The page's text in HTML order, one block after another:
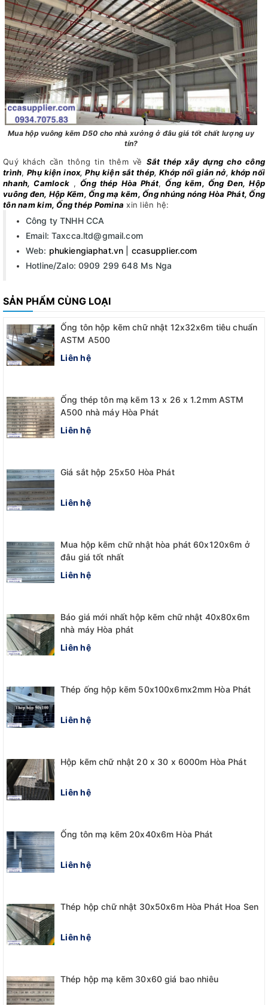
Mua hộp vuông kẽm D50 cho nhà xưởng ở đâu giá tốt chất lượng uy
tín?
Quý khách cần thông tin thêm về Sắt thép xây dựng cho công
trình,Phụ kiện inox,Phụ kiện sắt thép,Khớp nối giản nở, khớp nối
nhanh, Camlock ,Ống thép Hòa Phát,Ống kẽm, Ống Đen, Hộp
vuông đen, Hộp Kẽm, Ống mạ kẽm, Ống nhúng nóng Hòa Phát, Ống
tôn nam kim, Ống thép Pomina xin liên hệ:
Công ty TNHH CCA
Email: Taxcca.ltd@gmail.com
Web: phukiengiaphat.vn
ccasupplier.com
Hotline/Zalo: 0909 299 648 Ms Nga
SẢN PHẨM CÙNG LOẠI
Ống tôn hộp kẽm chữ nhật 12x32x6m tiêu chuẩn
ASTM A500
Liên hệ
Ống thép tôn mạ kẽm 13 x 26 x 1.2mm ASTM
A500 nhà máy Hòa Phát
Liên hệ
Giá sắt hộp 25x50 Hòa Phát
Liên hệ
Mua hộp kẽm chữ nhật hòa phát 60x120x6m ở
đâu giá tốt nhất
Liên hệ
Báo giá mới nhất hộp kẽm chữ nhật 40x80x6m
nhà máy Hòa phát
Liên hệ
Thép ống hộp kẽm 50x100x6mx2mm Hòa Phát
Liên hệ
Hộp kẽm chữ nhật 20 x 30 x 6000m Hòa Phát
Liên hệ
Ống tôn mạ kẽm 20x40x6m Hòa Phát
Liên hệ
Thép hộp chữ nhật 30x50x6m Hòa Phát Hoa Sen
Liên hệ
Thép hộp mạ kẽm 30x60 giá bao nhiêu